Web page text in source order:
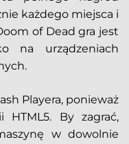
każdego miejsca i
of Dead gra jest
na urządzeniach
Playera, ponieważ
By zagrać,
w dowolnie